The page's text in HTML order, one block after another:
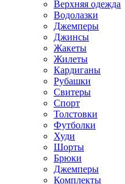
Верхняя одежда
Водолазки
Джемперы
Джинсы
Жакеты
Жилеты
Кардиганы
Рубашки
Свитеры
Спорт
Толстовки
Футболки
Худи
Шорты
Брюки
Джемперы
Комплекты